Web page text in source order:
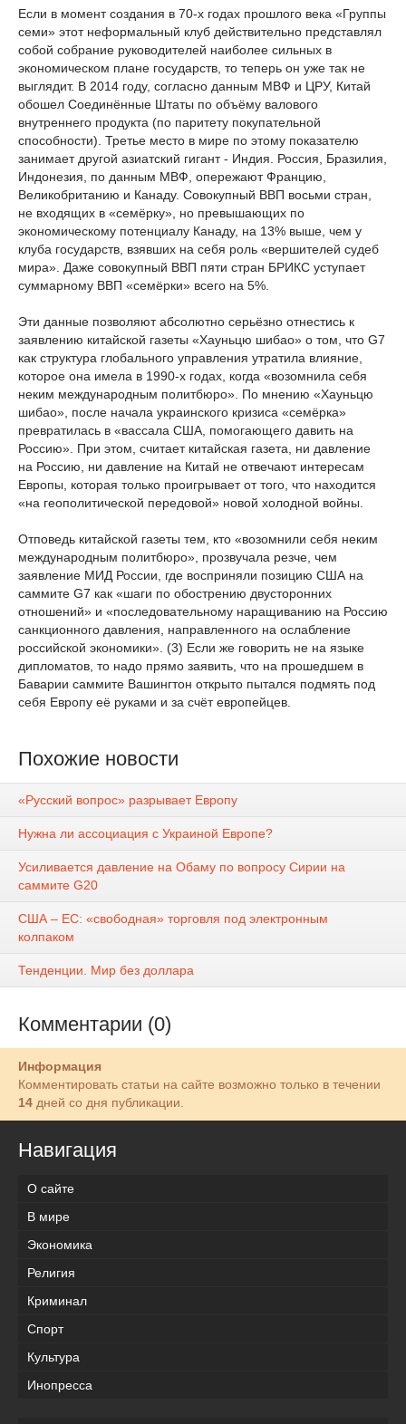
Если в момент создания в 70-х годах прошлого века «Группы
семи» этот неформальный клуб действительно представлял
собой собрание руководителей наиболее сильных в
экономическом плане государств, то теперь он уже так не
выглядит. В 2014 году, согласно данным МВФ и ЦРУ, Китай
обошел Соединённые Штаты по объёму валового
внутреннего продукта (по паритету покупательной
способности). Третье место в мире по этому показателю
занимает другой азиатский гигант - Индия. Россия, Бразилия,
Индонезия, по данным МВФ, опережают Францию,
Великобританию и Канаду. Совокупный ВВП восьми стран,
не входящих в «семёрку», но превышающих по
экономическому потенциалу Канаду, на 13% выше, чем у
клуба государств, взявших на себя роль «вершителей судеб
мира». Даже совокупный ВВП пяти стран БРИКС уступает
суммарному ВВП «семёрки» всего на 5%.
Эти данные позволяют абсолютно серьёзно отнестись к
заявлению китайской газеты «Хауньцю шибао» о том, что G7
как структура глобального управления утратила влияние,
которое она имела в 1990-х годах, когда «возомнила себя
неким международным политбюро». По мнению «Хауньцю
шибао», после начала украинского кризиса «семёрка»
превратилась в «вассала США, помогающего давить на
Россию». При этом, считает китайская газета, ни давление
на Россию, ни давление на Китай не отвечают интересам
Европы, которая только проигрывает от того, что находится
«на геополитической передовой» новой холодной войны.
Отповедь китайской газеты тем, кто «возомнили себя неким
международным политбюро», прозвучала резче, чем
заявление МИД России, где восприняли позицию США на
саммите G7 как «шаги по обострению двусторонних
отношений» и «последовательному наращиванию на Россию
санкционного давления, направленного на ослабление
российской экономики». (3) Если же говорить не на языке
дипломатов, то надо прямо заявить, что на прошедшем в
Баварии саммите Вашингтон открыто пытался подмять под
себя Европу её руками и за счёт европейцев.
Похожие новости
«Русский вопрос» разрывает Европу
Нужна ли ассоциация с Украиной Европе?
Усиливается давление на Обаму по вопросу Сирии на
саммите G20
США – ЕС: «свободная» торговля под электронным
колпаком
Тенденции. Мир без доллара
Комментарии (0)
Информация
Комментировать статьи на сайте возможно только в течении
14 дней со дня публикации.
Навигация
О сайте
В мире
Экономика
Религия
Криминал
Спорт
Культура
Инопресса